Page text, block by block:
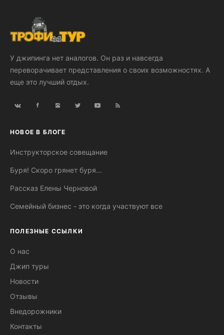
У джипинга нет аналогов. Он раз и навсегда
переворачивает представления о своих возможностях. А
еще это лучший отдых.
НОВОЕ В БЛОГЕ
Инструкторское совещание
Буря! Скоро грянет буря...
Рассказ Елены Черновой
Семейный бизнес - это когда участвуют все
ПОЛЕЗНЫЕ ССЫЛКИ
О нас
Джип туры
Новости
Отзывы
Внедорожники
Контакты